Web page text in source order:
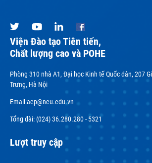
Viện Đào tạo Tiên tiến,
Chất lượng cao và POHE
Phòng 310 nhà A1, Đại học Kinh tế Quốc dân, 207
Trưng, Hà Nội
Email:aep@neu.edu.vn
Tổng đài: (024) 36.280.280 - 5321
Lượt truy cập